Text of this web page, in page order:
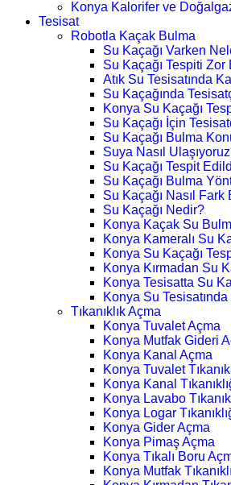
Konya Kalorifer ve
Tesisat
Robotla Kaçak Bulma
Su Kaçağı Varken
Su Kaçağı Tespiti
Atık Su Tesisatında
Su Kaçağında
Konya Su Kaçağı
Su Kaçağı İçin
Su Kaçağı Bulma
Suya Nasıl
Su Kaçağı Tespit
Su Kaçağı Bulma
Su Kaçağı Nasıl Fark
Su Kaçağı Nedir?
Konya Kaçak Su
Konya Kameralı Su
Konya Su Kaçağı
Konya Kırmadan Su
Konya Tesisatta Su
Konya Su
Tıkanıklık Açma
Konya Tuvalet Açma
Konya Mutfak Gideri
Konya Kanal Açma
Konya Tuvalet
Konya Kanal
Konya Lavabo
Konya Logar
Konya Gider Açma
Konya Pimaş Açma
Konya Tıkalı Boru
Konya Mutfak